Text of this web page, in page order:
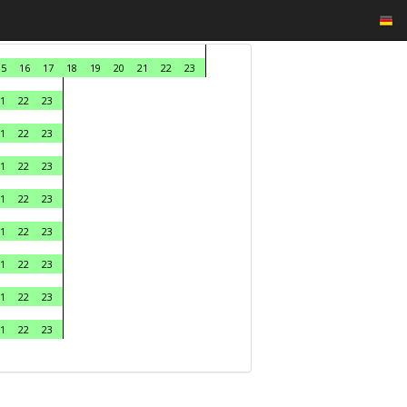
16 17 18 19 20 21 22 23
22 23
22 23
22 23
22 23
22 23
22 23
22 23
22 23